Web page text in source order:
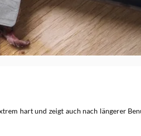
hart und zeigt auch nach längerer